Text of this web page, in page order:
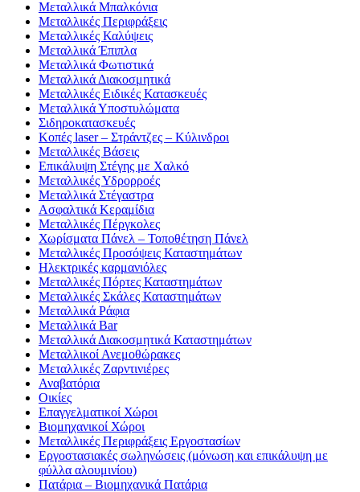
Μεταλλικά Μπαλκόνια
Μεταλλικές Περιφράξεις
Μεταλλικές Καλύψεις
Μεταλλικά Έπιπλα
Μεταλλικά Φωτιστικά
Μεταλλικά Διακοσμητικά
Μεταλλικές Ειδικές Κατασκευές
Μεταλλικά Υποστυλώματα
Σιδηροκατασκευές
Κοπές laser – Στράντζες – Κύλινδροι
Μεταλλικές Βάσεις
Επικάλυψη Στέγης με Χαλκό
Μεταλλικές Υδρορροές
Μεταλλικά Στέγαστρα
Ασφαλτικά Κεραμίδια
Μεταλλικές Πέργκολες
Χωρίσματα Πάνελ – Τοποθέτηση Πάνελ
Μεταλλικές Προσόψεις Καταστημάτων
Ηλεκτρικές καρμανιόλες
Μεταλλικές Πόρτες Καταστημάτων
Μεταλλικές Σκάλες Καταστημάτων
Μεταλλικά Ράφια
Μεταλλικά Bar
Μεταλλικά Διακοσμητικά Καταστημάτων
Μεταλλικοί Ανεμοθώρακες
Μεταλλικές Ζαρντινιέρες
Αναβατόρια
Οικίες
Επαγγελματικοί Χώροι
Βιομηχανικοί Χώροι
Μεταλλικές Περιφράξεις Εργοστασίων
Εργοστασιακές σωληνώσεις (μόνωση και επικάλυψη με
φύλλα αλουμινίου)
Πατάρια – Βιομηχανικά Πατάρια